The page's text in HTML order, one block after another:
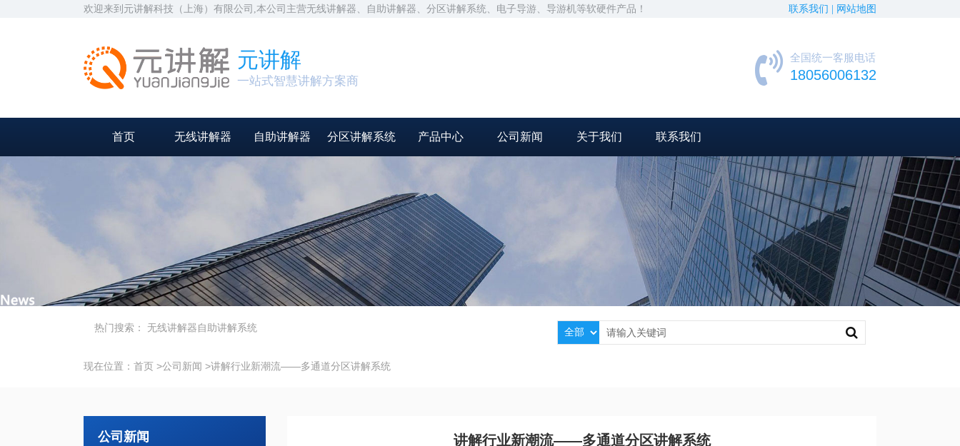
欢迎来到元讲解科技（上海）有限公司,本公司主营无线讲解器、自助讲解器、分区讲解系统、电子导游、导游机等软硬件产品！ 联系我们 | 网站地图
元讲解
一站式智慧讲解方案商
全国统一客服电话
18056006132
首页 无线讲解器 自助讲解器 分区讲解系统 产品中心 公司新闻 关于我们 联系我们
热门搜索： 无线讲解器自助讲解系统
现在位置： 首页 >公司新闻 >讲解行业新潮流——多通道分区讲解系统
公司新闻 讲解行业新潮流——多通道分区讲解系统